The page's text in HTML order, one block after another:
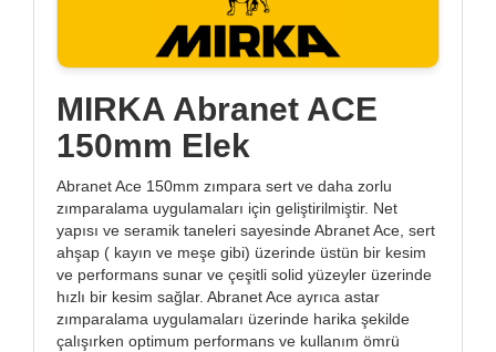
MIRKA Abranet ACE
150mm Elek
Abranet Ace 150mm zımpara sert ve daha zorlu
zımparalama uygulamaları için geliştirilmiştir. Net
yapısı ve seramik taneleri sayesinde Abranet Ace, sert
ahşap ( kayın ve meşe gibi) üzerinde üstün bir kesim
ve performans sunar ve çeşitli solid yüzeyler üzerinde
hızlı bir kesim sağlar. Abranet Ace ayrıca astar
zımparalama uygulamaları üzerinde harika şekilde
çalışırken optimum performans ve kullanım ömrü